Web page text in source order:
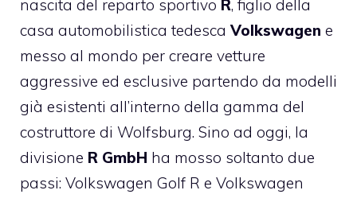
nascita del reparto sportivo R, figlio della
casa automobilistica tedescaVolkswagen e
messo al mondo per creare vetture
aggressive ed esclusive partendo da modelli
già esistenti all’interno della gamma del
costruttore di Wolfsburg. Sino ad oggi, la
divisione R GmbH ha mosso soltanto due
passi: Volkswagen Golf R e Volkswagen